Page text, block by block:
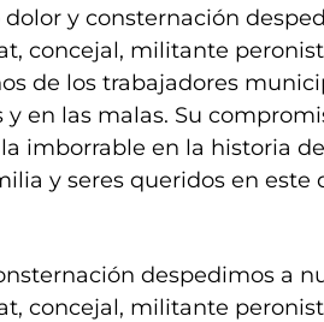
dolor y consternación
concejal, militante
de los trabajadores
en las malas. Su
imborrable en la historia
y seres queridos en este
despedimos a
concejal, militante